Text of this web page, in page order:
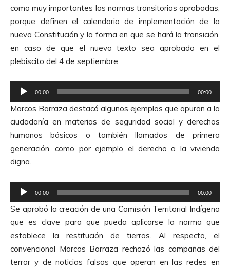
como muy importantes las normas transitorias aprobadas,
porque definen el calendario de implementación de la
nueva Constitución y la forma en que se hará la transición,
en caso de que el nuevo texto sea aprobado en el
plebiscito del 4 de septiembre.
e
p
r
o
d
u
c
o
r
d
e
A
00:00 00:00
Marcos Barraza destacó algunos ejemplos que apuran a la
ciudadanía en materias de seguridad social y derechos
humanos básicos o también llamados de primera
generación, como por ejemplo el derecho a la vivienda
digna.
e
p
r
o
d
00:00 00:00
Se aprobó la creación de una Comisión Territorial Indígena
que es clave para que pueda aplicarse la norma que
establece la restitución de tierras. Al respecto, el
convencional Marcos Barraza rechazó las campañas del
terror y de noticias falsas que operan en las redes en